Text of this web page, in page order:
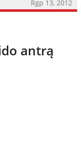
Rgp 13, 2012
antrą